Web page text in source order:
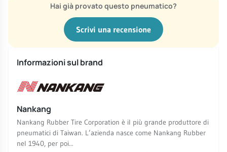
Hai già provato questo pneumatico?
Scrivi una recensione
Informazioni sul brand
Nankang
Nankang Rubber Tire Corporation è il più grande produttore di
pneumatici di Taiwan. L’azienda nasce come Nankang Rubber
nel 1940, per poi...